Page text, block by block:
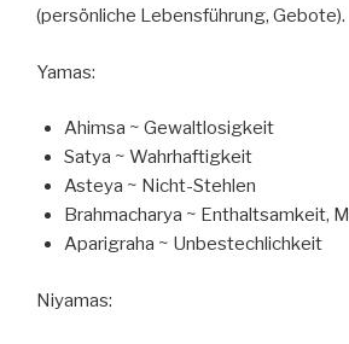
(persönliche Lebensführung, Gebote).
Yamas:
Ahimsa ~ Gewaltlosigkeit
Satya ~ Wahrhaftigkeit
Asteya ~ Nicht-Stehlen
Brahmacharya ~ Enthaltsamkeit,
Aparigraha ~ Unbestechlichkeit
Niyamas: